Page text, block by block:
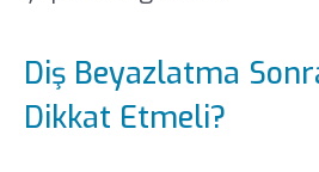
Diş Beyazlatma
Dikkat Etmeli?